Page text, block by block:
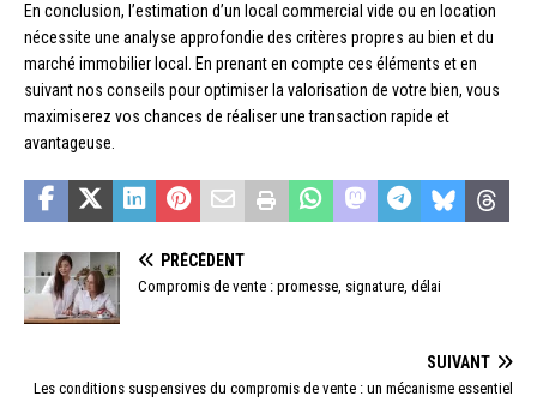
En conclusion, l’estimation d’un local commercial vide ou en location
nécessite une analyse approfondie des critères propres au bien et du
marché immobilier local. En prenant en compte ces éléments et en
suivant nos conseils pour optimiser la valorisation de votre bien, vous
maximiserez vos chances de réaliser une transaction rapide et
avantageuse.
PRÉCÉDENT
Compromis de vente : promesse, signature, délai
SUIVANT
Les conditions suspensives du compromis de vente : un mécanisme essentiel